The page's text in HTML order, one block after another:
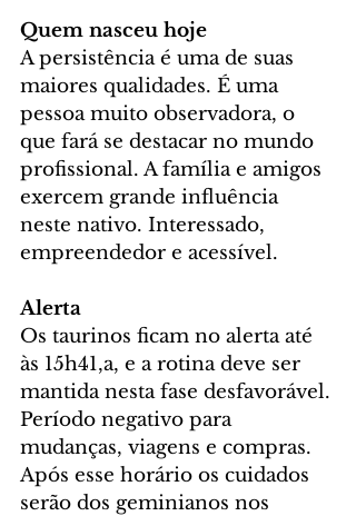
Quem nasceu hoje
A persistência é uma de suas
maiores qualidades. É uma
pessoa muito observadora, o
que fará se destacar no mundo
profissional. A família e amigos
exercem grande influência
neste nativo. Interessado,
empreendedor e acessível.
Alerta
Os taurinos ficam no alerta até
às 15h41,a, e a rotina deve ser
mantida nesta fase desfavorável.
Período negativo para
mudanças, viagens e compras.
Após esse horário os cuidados
serão dos geminianos nos